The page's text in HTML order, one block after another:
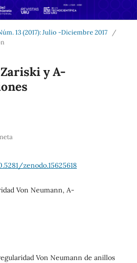
13 (2017): Julio -Diciembre 2017
/
y A-
zenodo.15625618
Von Neumann, A-
Von Neumann de anillos